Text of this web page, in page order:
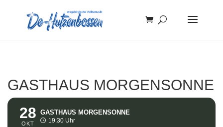
GASTHAUS MORGENSONNE
28
OKT
GASTHAUS MORGENSONNE
19:30 Uhr